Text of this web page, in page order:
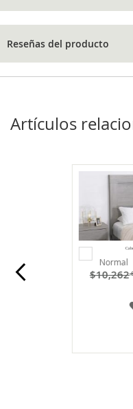
Reseñas del producto
Artículos
Normal
$10,262
carrito